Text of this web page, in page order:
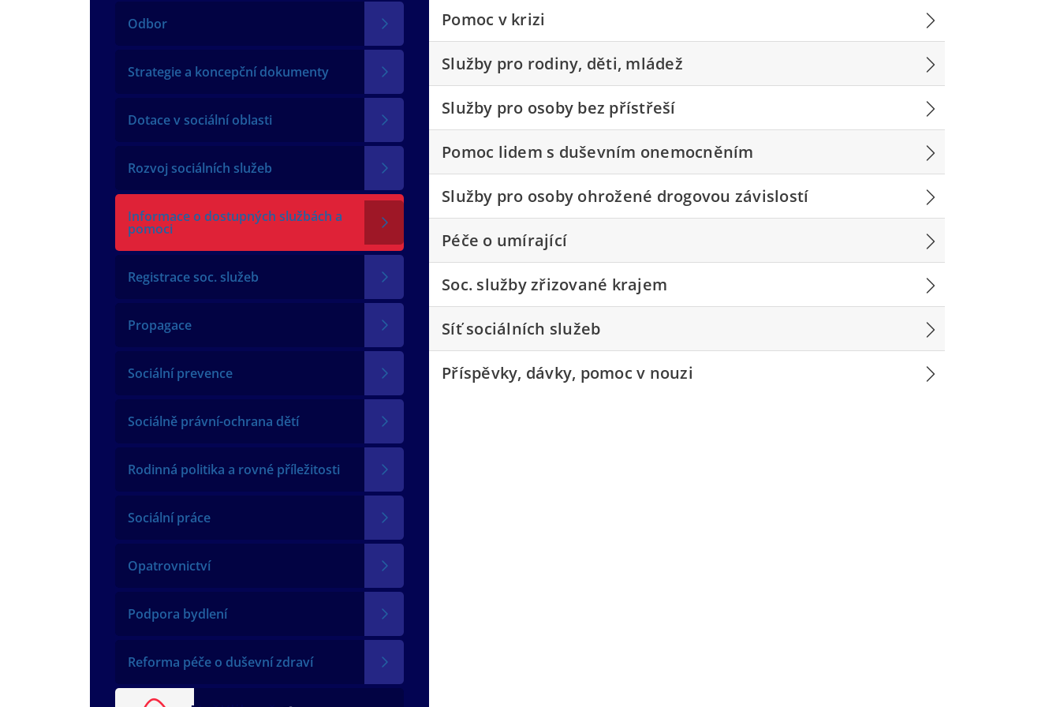
Odbor
Strategie a koncepční dokumenty
Dotace v sociální oblasti
Rozvoj sociálních služeb
Informace o dostupných službách a
pomoci
Registrace soc. služeb
Propagace
Sociální prevence
Sociálně právní-ochrana dětí
Rodinná politika a rovné příležitosti
Sociální práce
Opatrovnictví
Podpora bydlení
Reforma péče o duševní zdraví
Pomoc v krizi
Služby pro rodiny, děti, mládež
Služby pro osoby bez přístřeší
Pomoc lidem s duševním onemocněním
Služby pro osoby ohrožené drogovou závislostí
Péče o umírající
Soc. služby zřizované krajem
Síť sociálních služeb
Příspěvky, dávky, pomoc v nouzi